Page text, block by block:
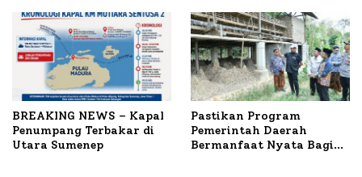
BREAKING NEWS – Kapal
Penumpang Terbakar di
Utara Sumenep
Pastikan Program
Pemerintah Daerah
Bermanfaat Nyata Bagi